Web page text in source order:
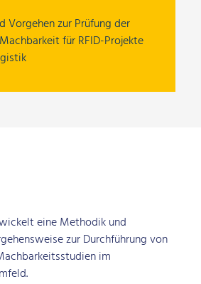
Vorgehen zur Prüfung der
für RFID-Projekte
eine Methodik und
zur Durchführung von
im